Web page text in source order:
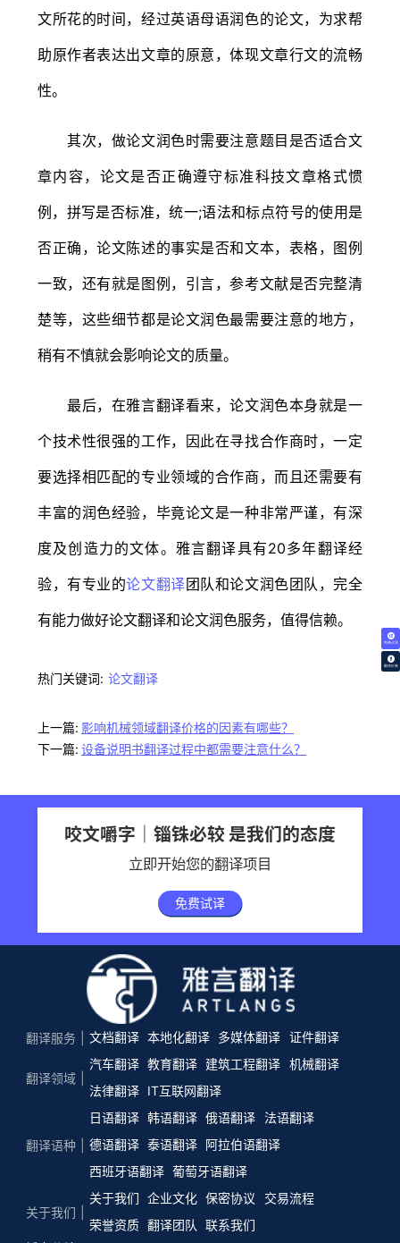
免费试译
翻译价格
文所花的时间，经过英语母语润色的论文，为求帮
助原作者表达出文章的原意，体现文章行文的流畅
性。
其次，做论文润色时需要注意题目是否适合文
章内容，论文是否正确遵守标准科技文章格式惯
例，拼写是否标准，统一;语法和标点符号的使用是
否正确，论文陈述的事实是否和文本，表格，图例
一致，还有就是图例，引言，参考文献是否完整清
楚等，这些细节都是论文润色最需要注意的地方，
稍有不慎就会影响论文的质量。
最后，在雅言翻译看来，论文润色本身就是一
个技术性很强的工作，因此在寻找合作商时，一定
要选择相匹配的专业领域的合作商，而且还需要有
丰富的润色经验，毕竟论文是一种非常严谨，有深
度及创造力的文体。雅言翻译具有20多年翻译经
验，有专业的论文翻译团队和论文润色团队，完全
有能力做好论文翻译和论文润色服务，值得信赖。
热门关键词: 论文翻译
上一篇: 影响机械领域翻译价格的因素有哪些？
下一篇: 设备说明书翻译过程中都需要注意什么？
咬文嚼字｜锱铢必较 是我们的态度
立即开始您的翻译项目
免费试译
翻译服务 文档翻译 本地化翻译 多媒体翻译 证件翻译
翻译领域
汽车翻译 教育翻译 建筑工程翻译 机械翻译
法律翻译
IT互联网翻译
翻译语种
日语翻译 韩语翻译 俄语翻译
法语翻译
德语翻译 泰语翻译 阿拉伯语翻译
西班牙语翻译 葡萄牙语翻译
关于我们
关于我们 企业文化 保密协议
交易流程
荣誉资质 翻译团队
联系我们